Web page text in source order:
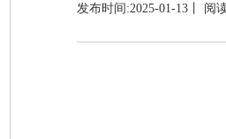
发布时间:2025-01-13丨 阅